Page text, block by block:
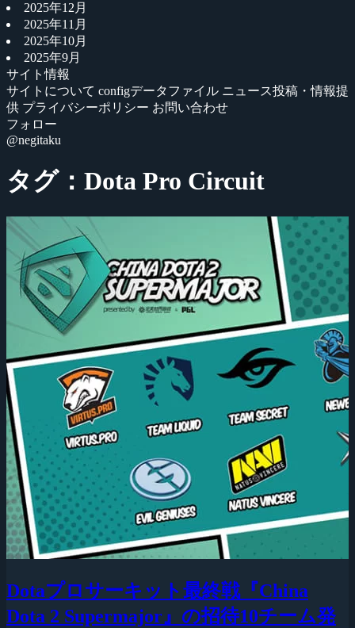
2025年12月
2025年11月
2025年10月
2025年9月
サイト情報
サイトについて configデータファイル ニュース投稿・情報提
供 プライバシーポリシー お問い合わせ
フォロー
@negitaku
タグ：Dota Pro Circuit
Dotaプロサーキット最終戦『China
Dota 2 Supermajor』の招待10チーム発